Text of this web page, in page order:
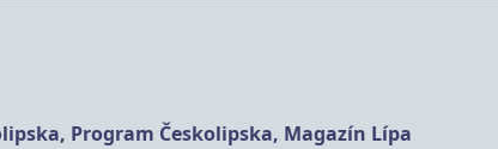
Program Českolipska, Magazín Lípa